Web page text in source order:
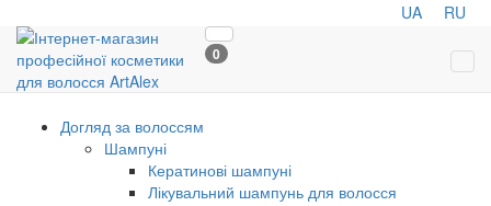
UA RU
0
Догляд за волоссям
Шампуні
Кератинові шампуні
Лікувальний шампунь для волосся